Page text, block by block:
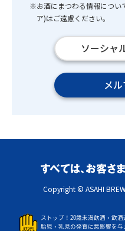
※お酒にまつわる情報につい
ア)はご遠慮ください。
ソーシャ
メ
Copyright © ASAHI